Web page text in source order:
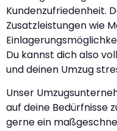
Kundenzufriedenheit.
Zusatzleistungen wie
Du kannst dich also
und deinen Umzug
Unser
auf deine Bedürfnisse
gerne ein